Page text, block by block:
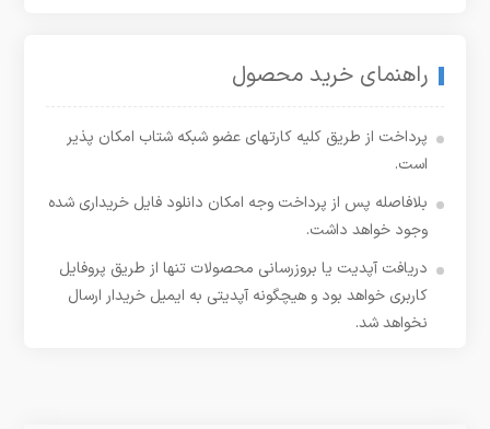
راهنمای خرید محصول
پرداخت از طریق کلیه کارتهای عضو شبکه شتاب امکان پذیر
است.
بلافاصله پس از پرداخت وجه امکان دانلود فایل خریداری شده
وجود خواهد داشت.
دریافت آپدیت یا بروزرسانی محصولات تنها از طریق پروفایل
کاربری خواهد بود و هیچگونه آپدیتی به ایمیل خریدار ارسال
نخواهد شد.